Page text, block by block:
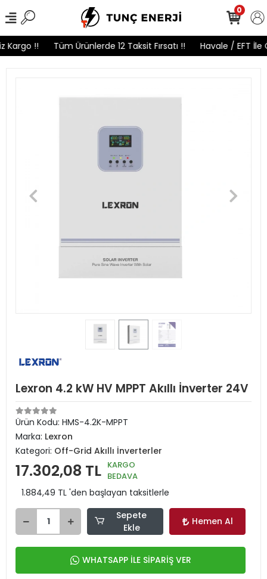
!! Tüm Ürünlerde 12 Taksit Fırsatı !! Havale / EFT İle
0
Lexron 4.2 kW HV MPPT Akıllı İnverter 24V
Ürün Kodu: HMS-4.2K-MPPT
Marka: Lexron
Kategori: Off-Grid Akıllı İnverterler
17.302,08 TL KARGO
BEDAVA
1.884,49 TL 'den başlayan taksitlerle
Sepete
Ekle
Hemen Al
WHATSAPP İLE SİPARİŞ VER